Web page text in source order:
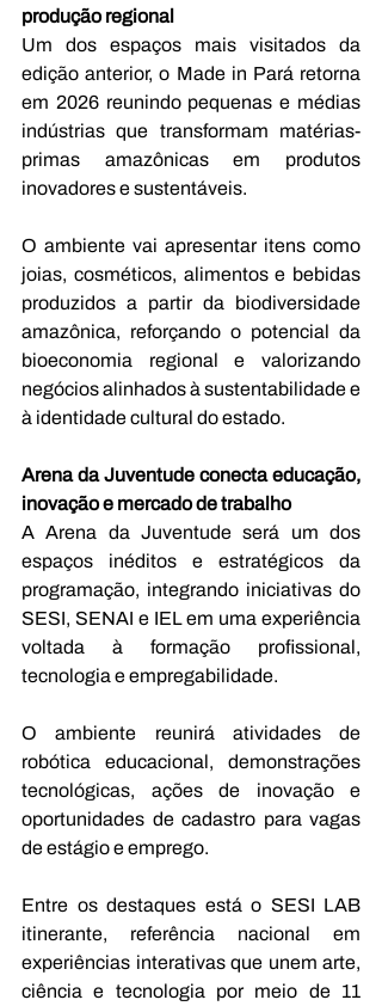
produção regional
Um dos espaços mais visitados da
edição anterior, o Made in Pará retorna
em 2026 reunindo pequenas e médias
indústrias que transformam matérias-
primas amazônicas em produtos
inovadores e sustentáveis.
O ambiente vai apresentar itens como
joias, cosméticos, alimentos e bebidas
produzidos a partir da biodiversidade
amazônica, reforçando o potencial da
bioeconomia regional e valorizando
negócios alinhados à sustentabilidade e
à identidade cultural do estado.
Arena da Juventude conecta educação,
inovação e mercado de trabalho
A Arena da Juventude será um dos
espaços inéditos e estratégicos da
programação, integrando iniciativas do
SESI, SENAI e IEL em uma experiência
voltada à formação profissional,
tecnologia e empregabilidade.
O ambiente reunirá atividades de
robótica educacional, demonstrações
tecnológicas, ações de inovação e
oportunidades de cadastro para vagas
de estágio e emprego.
Entre os destaques está o SESI LAB
itinerante, referência nacional em
experiências interativas que unem arte,
ciência e tecnologia por meio de 11